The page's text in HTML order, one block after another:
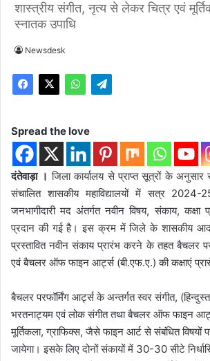
शास्त्रीय संगीत, नृत्य से लेकर चित्र एवं
स्नातक उपाधि
Newsdesk
Spread the love
दंतेवाड़ा । जिला कार्यालय से प्राप्त सूत्रों के अनुसार
संचालित शासकीय महाविद्यालयों में सत्र 2024-
जनभागीदारी मद अंतर्गत नवीन विषय, संकाय,
प्रदान की गई है। इस क्रम में जिले के शासकीय आदर्श
प्रस्तावित नवीन संकाय प्रारंभ करने के तहत बैचलर
एवं बैचलर ऑफ फाइन आर्ट्स (बी.एफ.ए.) की कक्षाएं
बैचलर परफॉर्मिंग आर्ट्स के अन्तर्गत स्वर संगीत,
भरतनाट्यम एवं लोक संगीत तथा बैचलर ऑफ फाइन
मूर्तिकला, ग्राफिक्स, जैसे फाइन आर्ट से संबंधित विषयों
जायेगा। इसके लिए दोनों संकायों में 30-30 सीटे